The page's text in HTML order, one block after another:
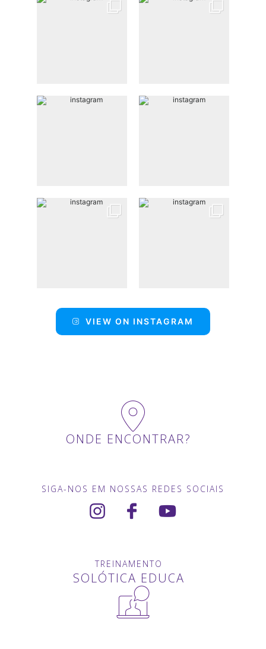
VIEW ON INSTAGRAM
ONDE ENCONTRAR?
SIGA-NOS EM NOSSAS REDES SOCIAIS
TREINAMENTO
SOLÓTICA EDUCA